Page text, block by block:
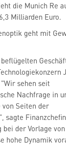
die Munich Re
Milliarden Euro.
geht mit
sehen seit
Nachfrage in
von Seiten der
sagte
der Vorlage
hohe Dynamik